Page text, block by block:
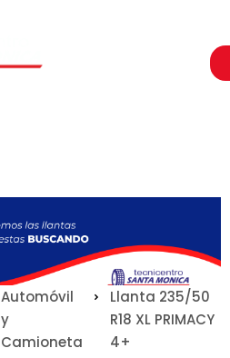
Automóvil
y
Camioneta
Llanta 235/50
R18 XL PRIMACY
4+